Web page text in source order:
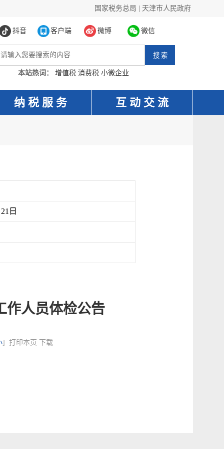
国家税务总局 天津市人民政府
抖音 客户端 微博 微信
本站热词： 增值税 消费税 小微企业
纳 税 服 务 互 动 交 流
日
作人员体检公告
] 打印本页 下载